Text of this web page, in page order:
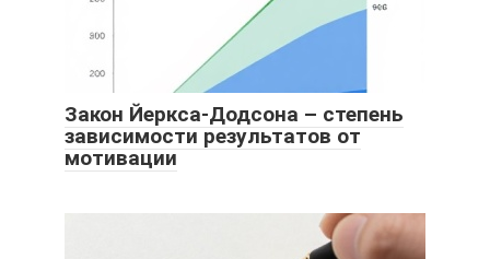
Закон Йеркса-Додсона – степень
зависимости результатов от
мотивации